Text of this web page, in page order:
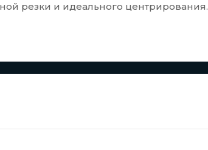
резки и идеального центрирования.